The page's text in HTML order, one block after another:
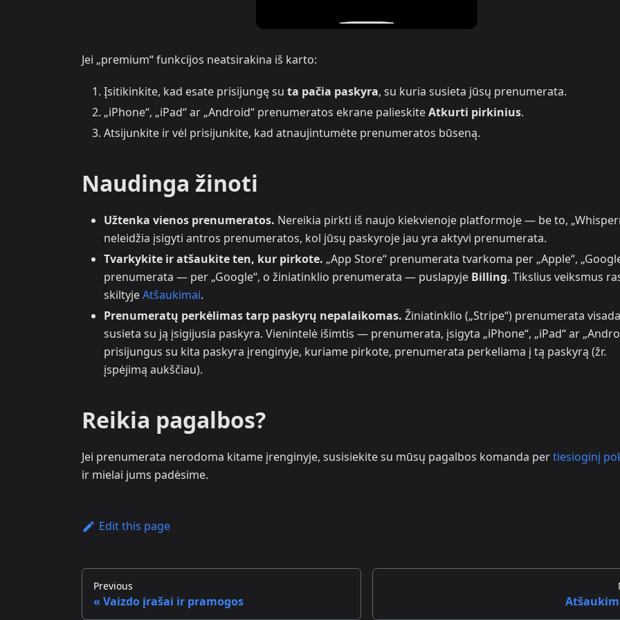
Jei „premium“ funkcijos neatsirakina iš karto:
Įsitikinkite, kad esate prisijungę su ta pačia paskyra, su kuria susieta jūsų prenumerata.
„iPhone“, „iPad“ ar „Android“ prenumeratos ekrane palieskiteAtkurti pirkinius.
Atsijunkite ir vėl prisijunkite, kad atnaujintumėte prenumeratos būseną.
Naudinga žinoti
Užtenka vienos prenumeratos. Nereikia pirkti iš naujo kiekvienoje platformoje — be to,
neleidžia įsigyti antros prenumeratos, kol jūsų paskyroje jau yra aktyvi prenumerata.
Tvarkykite ir atšaukite ten, kur pirkote. „App Store“ prenumerata tvarkoma per „Apple“,
prenumerata — per „Google“, o žiniatinklio prenumerata — puslapyje Billing. Tikslius veiksmus
skiltyjeAtšaukimai.
Prenumeratų perkėlimas tarp paskyrų nepalaikomas. Žiniatinklio („Stripe“) prenumerata
susieta su ją įsigijusia paskyra. Vienintelė išimtis — prenumerata, įsigyta „iPhone“, „iPad“ ar
prisijungus su kita paskyra įrenginyje, kuriame pirkote, prenumerata perkeliama į tą paskyrą (žr.
įspėjimą aukščiau).
Reikia pagalbos?
Jei prenumerata nerodoma kitame įrenginyje, susisiekite su mūsų pagalbos komanda pertiesioginį
ir mielai jums padėsime.
Edit this page
Previous
Vaizdo įrašai ir pramogos